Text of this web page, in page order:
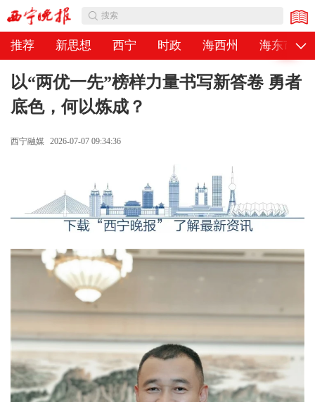
搜索
推荐 新思想 西宁 时政 海西州 海东市
公告
以“两优一先”榜样力量书写新答卷 勇者
底色，何以炼成？
西宁融媒 2026-07-07 09:34:36